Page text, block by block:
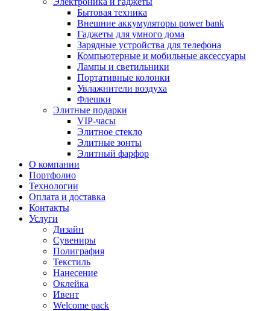
Бытовая техника
Внешние аккумуляторы power bank
Гаджеты для умного дома
Зарядные устройства для телефона
Компьютерные и мобильные аксессуары
Лампы и светильники
Портативные колонки
Увлажнители воздуха
Флешки
Элитные подарки
VIP-часы
Элитное стекло
Элитные зонты
Элитный фарфор
О компании
Портфолио
Технологии
Оплата и доставка
Контакты
Услуги
Дизайн
Сувениры
Полиграфия
Текстиль
Нанесение
Оклейка
Ивент
Welcome pack